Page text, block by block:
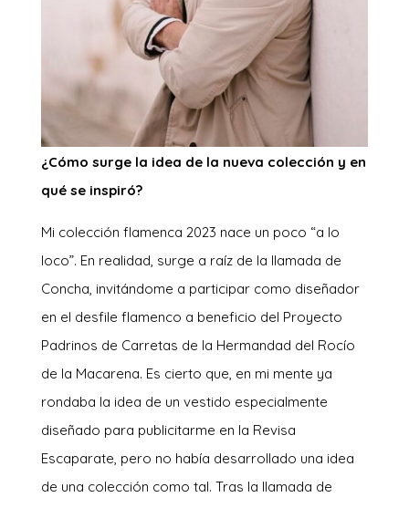
¿Cómo surge la idea de la nueva colección y en
qué se inspiró?
Mi colección flamenca 2023 nace un poco “a lo
loco”. En realidad, surge a raíz de la llamada de
Concha, invitándome a participar como diseñador
en el desfile flamenco a beneficio del Proyecto
Padrinos de Carretas de la Hermandad del Rocío
de la Macarena. Es cierto que, en mi mente ya
rondaba la idea de un vestido especialmente
diseñado para publicitarme en la Revisa
Escaparate, pero no había desarrollado una idea
de una colección como tal. Tras la llamada de